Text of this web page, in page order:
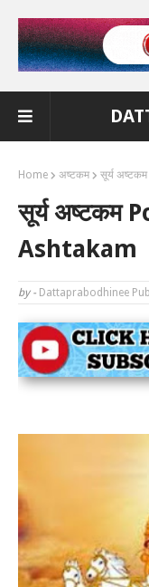
Home अष्टकम सूर्य
सूर्य अष्टकम
Ashtakam
by - Dattaprabodhinee